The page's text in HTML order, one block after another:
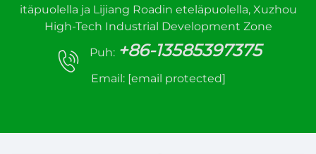
itäpuolella ja Lijiang Roadin eteläpuolella, Xuzhou
High-Tech Industrial Development Zone
Puh: +86-13585397375
Email: [email protected]